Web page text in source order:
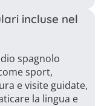
incluse nel
spagnolo
sport,
e visite guidate,
la lingua e